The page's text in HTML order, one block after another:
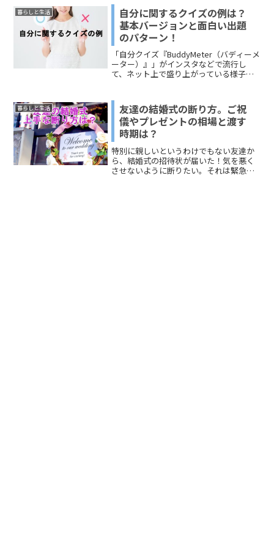
るための日焼け止めの落とし方について
お伝えします。
暮らしと生活
自分に関するクイズの例は？
基本バージョンと面白い出題
のパターン！
「自分クイズ『BuddyMeter（バディーメ
ーター）』」がインスタなどで流行し
て、ネット上で盛り上がっている様子が
必要な会でのゲーム、コンパでやる、婚
活でやる、といった感じです。自分に関
するクイズは、自分のことを知ってもら
うことができるので、さまざまな場面で
応用できます。誰が私のことを一番理解
しているか？そんなドキドキする場面で
も楽しめます。今回は、何かのきっかけ
で「自分に関するクイズを作らないとい
暮らしと生活
友達の結婚式の断り方。ご祝
儀やプレゼントの相場と渡す
時期は？
特別に親しいというわけでもない友達か
ら、結婚式の招待状が届いた！気を悪く
させないように断りたい。それは緊急事